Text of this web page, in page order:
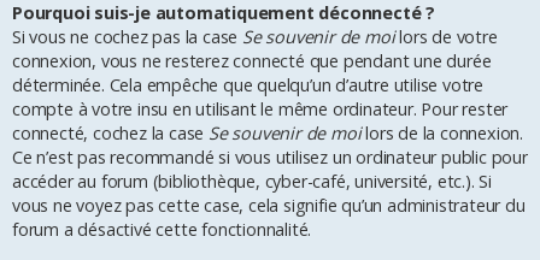
Pourquoi suis-je automatiquement déconnecté ?
Si vous ne cochez pas la case Se souvenir de moilors de votre
connexion, vous ne resterez connecté que pendant une durée
déterminée. Cela empêche que quelqu’un d’autre utilise votre
compte à votre insu en utilisant le même ordinateur. Pour rester
connecté, cochez la case Se souvenir de moilors de la connexion.
Ce n’est pas recommandé si vous utilisez un ordinateur public pour
accéder au forum (bibliothèque, cyber-café, université, etc.). Si
vous ne voyez pas cette case, cela signifie qu’un administrateur du
forum a désactivé cette fonctionnalité.